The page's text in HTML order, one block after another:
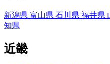
新潟県 富山県 石川県 福井県
知県
近畿